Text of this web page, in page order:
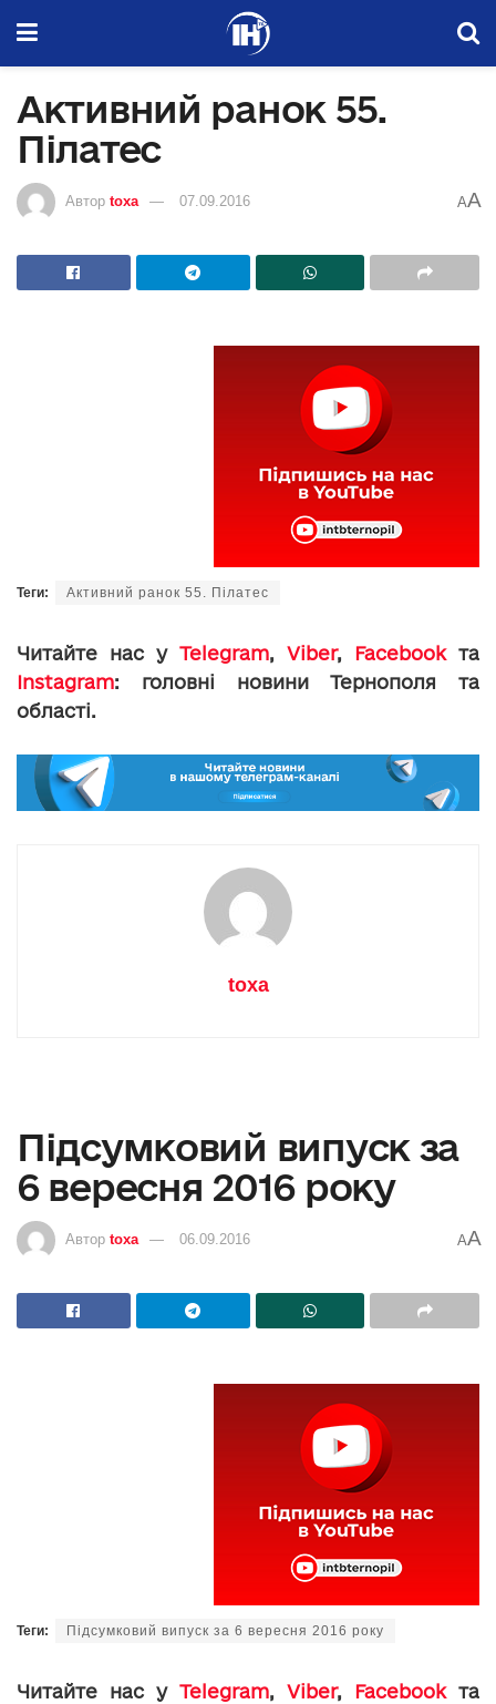
Активний ранок 55.
Пілатес
Автор toxa 07.09.2016 AA
Теги: Активний ранок 55. Пілатес
Читайте нас у Telegram, Viber, Facebookта
Instagram: головні новини Тернополя та
області.
toxa
Підсумковий випуск за
6 вересня 2016 року
Автор toxa 06.09.2016 AA
Теги: Підсумковий випуск за 6 вересня 2016 року
Читайте нас у Telegram, Viber, Facebookта